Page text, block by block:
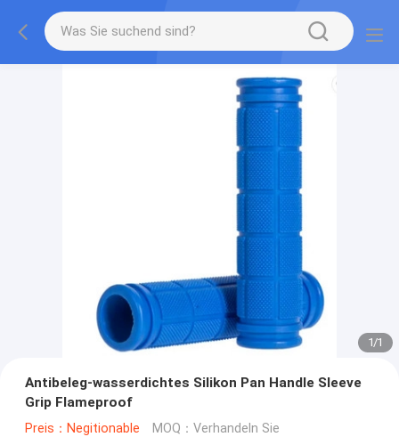
1/1
Antibeleg-wasserdichtes Silikon Pan Handle Sleeve
Grip Flameproof
Preis：Negitionable MOQ：Verhandeln Sie